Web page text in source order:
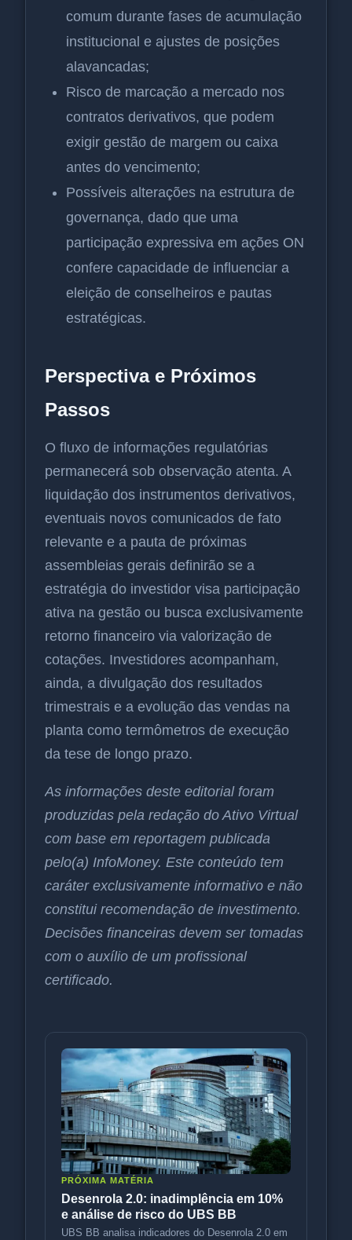
comum durante fases de acumulação
institucional e ajustes de posições
alavancadas;
Risco de marcação a mercado nos
contratos derivativos, que podem
exigir gestão de margem ou caixa
antes do vencimento;
Possíveis alterações na estrutura de
governança, dado que uma
participação expressiva em ações ON
confere capacidade de influenciar a
eleição de conselheiros e pautas
estratégicas.
Perspectiva e Próximos
Passos
O fluxo de informações regulatórias
permanecerá sob observação atenta. A
liquidação dos instrumentos derivativos,
eventuais novos comunicados de fato
relevante e a pauta de próximas
assembleias gerais definirão se a
estratégia do investidor visa participação
ativa na gestão ou busca exclusivamente
retorno financeiro via valorização de
cotações. Investidores acompanham,
ainda, a divulgação dos resultados
trimestrais e a evolução das vendas na
planta como termômetros de execução
da tese de longo prazo.
As informações deste editorial foram
produzidas pela redação do Ativo Virtual
com base em reportagem publicada
pelo(a) InfoMoney. Este conteúdo tem
caráter exclusivamente informativo e não
constitui recomendação de investimento.
Decisões financeiras devem ser tomadas
com o auxílio de um profissional
certificado.
PRÓXIMA MATÉRIA
Desenrola 2.0: inadimplência em 10%
e análise de risco do UBS BB
UBS BB analisa indicadores do Desenrola 2.0 em